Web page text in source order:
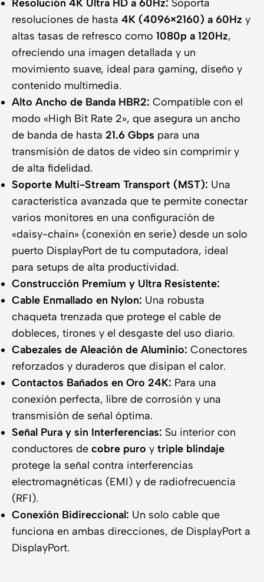
Resolución 4K Ultra HD a 60Hz: Soporta
resoluciones de hasta 4K (4096×2160) a 60Hz y
altas tasas de refresco como 1080p a 120Hz,
ofreciendo una imagen detallada y un
movimiento suave, ideal para gaming, diseño y
contenido multimedia.
Alto Ancho de Banda HBR2: Compatible con el
modo «High Bit Rate 2», que asegura un ancho
de banda de hasta 21.6 Gbps para una
transmisión de datos de video sin comprimir y
de alta fidelidad.
Soporte Multi-Stream Transport (MST): Una
característica avanzada que te permite conectar
varios monitores en una configuración de
«daisy-chain» (conexión en serie) desde un solo
puerto DisplayPort de tu computadora, ideal
para setups de alta productividad.
Construcción Premium y Ultra Resistente:
Cable Enmallado en Nylon: Una robusta
chaqueta trenzada que protege el cable de
dobleces, tirones y el desgaste del uso diario.
Cabezales de Aleación de Aluminio: Conectores
reforzados y duraderos que disipan el calor.
Contactos Bañados en Oro 24K: Para una
conexión perfecta, libre de corrosión y una
transmisión de señal óptima.
Señal Pura y sin Interferencias: Su interior con
conductores de cobre puro y triple blindaje
protege la señal contra interferencias
electromagnéticas (EMI) y de radiofrecuencia
(RFI).
Conexión Bidireccional: Un solo cable que
funciona en ambas direcciones, de DisplayPort a
DisplayPort.